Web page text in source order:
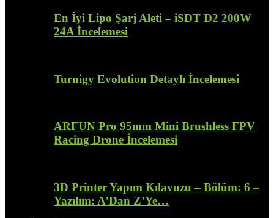
En İyi Lipo Şarj Aleti – iSDT D2 200W
24A İncelemesi
Turnigy Evolution Detaylı İncelemesi
ARFUN Pro 95mm Mini Brushless FPV
Racing Drone İncelemesi
3D Printer Yapım Kılavuzu – Bölüm: 6 –
Yazılım: A’Dan Z’Ye…